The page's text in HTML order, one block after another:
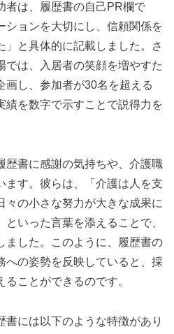
者は、履歴書の自己PR欄で
ションを大切にし、信頼関係を
」と具体的に記載しました。さ
では、入居者の笑顔を増やすた
画し、参加者が30名を超える
績を数字で示すことで説得力を
歴書に感謝の気持ちや、介護職
ます。彼らは、「介護は人を支
々の小さな努力が大きな成果に
いった言葉を添えることで、
ました。このように、履歴書の
への姿勢を反映していると、採
ことができるのです。
書には以下のような特徴があり